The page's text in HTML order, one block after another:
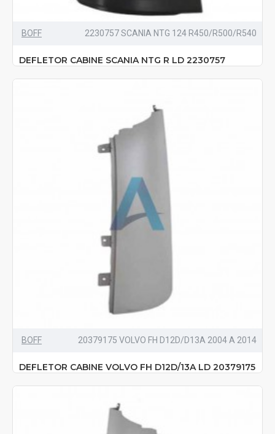
BOFF 2230757 SCANIA NTG 124 R450/R500/R540
DEFLETOR CABINE SCANIA NTG R LD 2230757
BOFF 20379175 VOLVO FH D12D/D13A 2004 A 2014
DEFLETOR CABINE VOLVO FH D12D/13A LD 20379175